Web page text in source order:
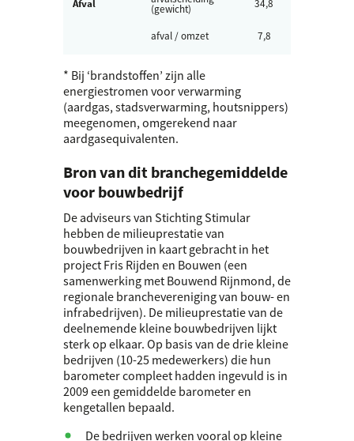
Afval
(gewicht) 34,8
afval / omzet 7,8
* Bij ‘brandstoffen’ zijn alle
energiestromen voor verwarming
(aardgas, stadsverwarming, houtsnippers)
meegenomen, omgerekend naar
aardgasequivalenten.
Bron van dit branchegemiddelde
voor bouwbedrijf
De adviseurs van Stichting Stimular
hebben de milieuprestatie van
bouwbedrijven in kaart gebracht in het
project Fris Rijden en Bouwen (een
samenwerking met Bouwend Rijnmond, de
regionale branchevereniging van bouw- en
infrabedrijven). De milieuprestatie van de
deelnemende kleine bouwbedrijven lijkt
sterk op elkaar. Op basis van de drie kleine
bedrijven (10-25 medewerkers) die hun
barometer compleet hadden ingevuld is in
2009 een gemiddelde barometer en
kengetallen bepaald.
De bedrijven werken vooral op kleine